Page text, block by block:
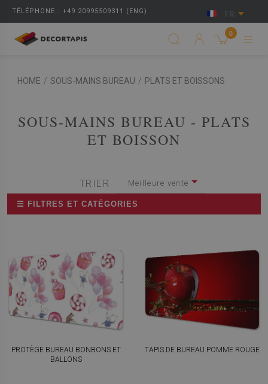
TÉLÉPHONE : +49 20995509311 (ENG) FR
0
HOME / SOUS-MAINS BUREAU / PLATS ET BOISSONS
SOUS-MAINS BUREAU - PLATS
ET BOISSON
TRIER : Meilleure vente
☰ FILTRES ET CATÉGORIES
PROTÈGE BUREAU BONBONS ET
BALLONS
TAPIS DE BUREAU POMME ROUGE